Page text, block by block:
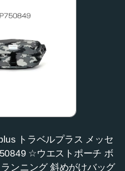
トラベルプラス メッセ
☆ウエストポーチ ボ
ンニング 斜めがけバッグ